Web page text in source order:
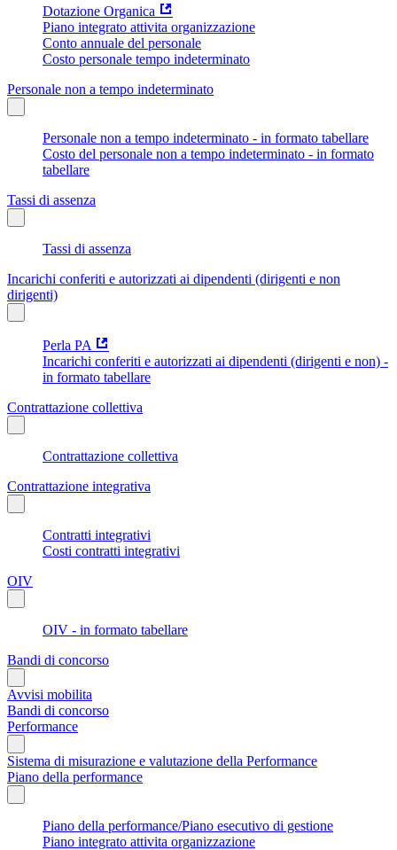
Dotazione Organica
Piano integrato attivita organizzazione
Conto annuale del personale
Costo personale tempo indeterminato
Personale non a tempo indeterminato
Personale non a tempo indeterminato - in formato tabellare
Costo del personale non a tempo indeterminato - in formato
tabellare
Tassi di assenza
Tassi di assenza
Incarichi conferiti e autorizzati ai dipendenti (dirigenti e non
dirigenti)
Perla PA
Incarichi conferiti e autorizzati ai dipendenti (dirigenti e non) -
in formato tabellare
Contrattazione collettiva
Contrattazione collettiva
Contrattazione integrativa
Contratti integrativi
Costi contratti integrativi
OIV
OIV - in formato tabellare
Bandi di concorso
Avvisi mobilita
Bandi di concorso
Performance
Sistema di misurazione e valutazione della Performance
Piano della performance
Piano della performance/Piano esecutivo di gestione
Piano integrato attivita organizzazione